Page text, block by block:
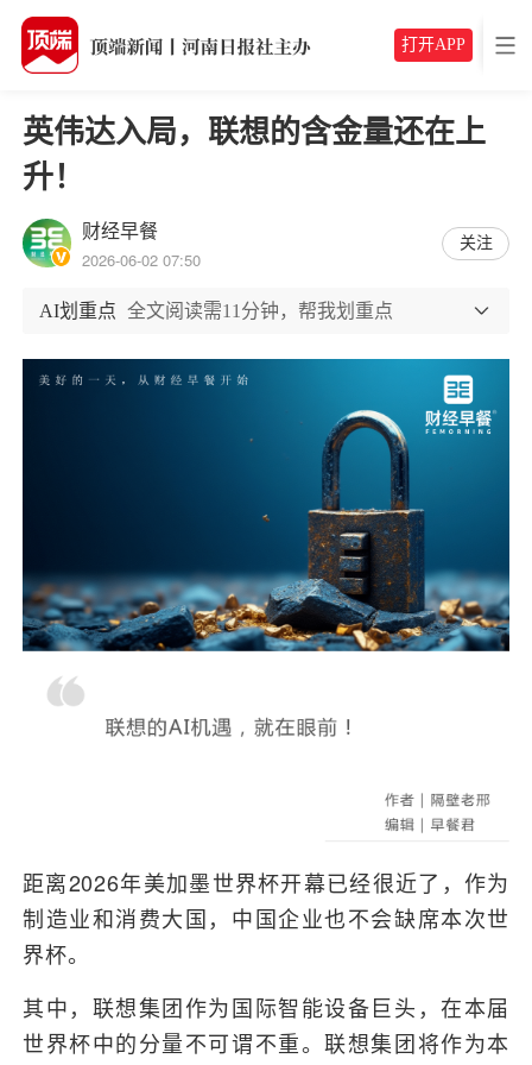
打开APP
英伟达入局，联想的含金量还在上
升！
财经早餐
2026-06-02 07:50
关注
AI划重点 全文阅读需11分钟，帮我划重点
距离2026年美加墨世界杯开幕已经很近了，作为
制造业和消费大国，中国企业也不会缺席本次世
界杯。
其中，联想集团作为国际智能设备巨头，在本届
世界杯中的分量不可谓不重。联想集团将作为本